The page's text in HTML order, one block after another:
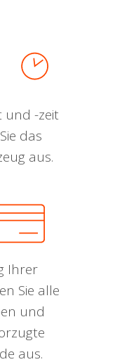
und -zeit
das
aus.
Ihrer
Sie alle
und
aus.